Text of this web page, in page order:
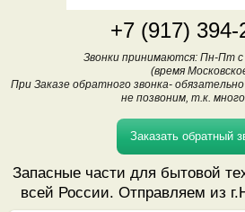
+7 (917) 394-
Звонки принимаются: Пн-Пт с
(время
При Заказе обратного звонка-
не позвоним, т.к.
Заказать обратный
Запасные части для бытовой
всей России. Отправляем из